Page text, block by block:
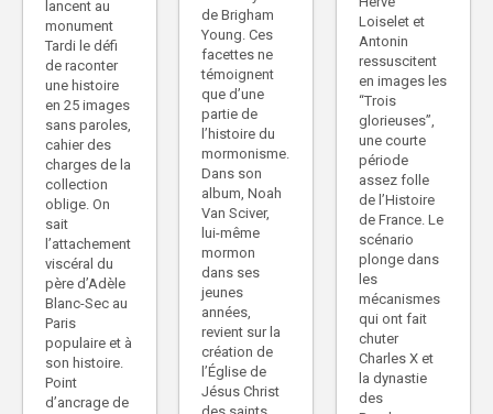
de Brigham
Young. Ces
facettes ne
témoignent
que d’une
partie de
l’histoire du
mormonisme.
Dans son
album, Noah
Van Sciver,
lui-même
mormon
dans ses
jeunes
années,
revient sur la
création de
l’Église de
Jésus Christ
Loiselet et
Antonin
ressuscitent
en images les
“Trois
glorieuses”,
une courte
période
assez folle
de l’Histoire
de France. Le
scénario
plonge dans
les
mécanismes
qui ont fait
chuter
Charles X et
la dynastie
des
lancent au
monument
Tardi le défi
de raconter
une histoire
en 25 images
sans paroles,
cahier des
charges de la
collection
oblige. On
sait
l’attachement
viscéral du
père d’Adèle
Blanc-Sec au
Paris
populaire et à
son histoire.
Point
d’ancrage de